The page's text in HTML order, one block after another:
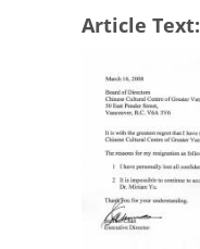
Article Text: